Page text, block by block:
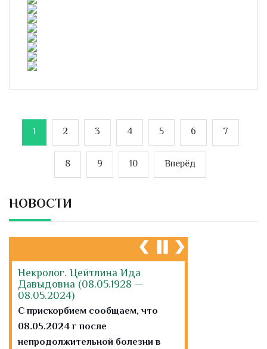
1 2 3 4 5 6 7
8 9 10 Вперёд
НОВОСТИ
Некролог. Цейтлина Ида
Давыдовна (08.05.1928 —
С прискорбием сообщаем, что
08.05.2024 г после
непродолжительной болезни в
Поздравление главного врача с
Днём Победы
Глубокоуважаемые Ветераны
Великой Отечественной войны!
Дорогие друзья и...